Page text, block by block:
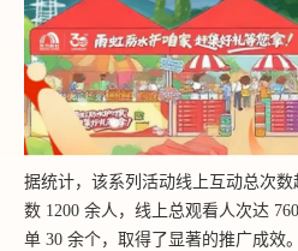
据统计，该系列活动线上互动总次
数 1200 余人，线上总观看人次达
单 30 余个，取得了显著的推广成效。